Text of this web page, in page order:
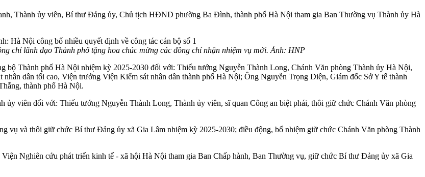
Thành ủy viên, Bí thư Đảng ủy, Chủ tịch HĐND phường Ba Đình, thành phố Hà Nội tham gia Ban Thường vụ Thành ủy Hà
chí lãnh đạo Thành phố tặng hoa chúc mừng các đồng chí nhận nhiệm vụ mới. Ảnh: HNP
Thành phố Hà Nội nhiệm kỳ 2025-2030 đối với: Thiếu tướng Nguyễn Thành Long, Chánh Văn phòng Thành ủy Hà Nội,
dân tối cao, Viện trưởng Viện Kiểm sát nhân dân thành phố Hà Nội; Ông Nguyễn Trọng Diện, Giám đốc Sở Y tế thành
thành phố Hà Nội.
ủy viên đối với: Thiếu tướng Nguyễn Thành Long, Thành ủy viên, sĩ quan Công an biệt phái, thôi giữ chức Chánh Văn phòng
vụ và thôi giữ chức Bí thư Đảng ủy xã Gia Lâm nhiệm kỳ 2025-2030; điều động, bổ nhiệm giữ chức Chánh Văn phòng Thành
Nghiên cứu phát triển kinh tế - xã hội Hà Nội tham gia Ban Chấp hành, Ban Thường vụ, giữ chức Bí thư Đảng ủy xã Gia